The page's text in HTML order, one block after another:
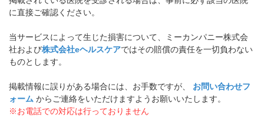
に直接ご確認ください。
当サービスによって生じた損害について、ミーカンパニー株式会
社および株式会社eヘルスケアではその賠償の責任を一切負わない
ものとします。
掲載情報に誤りがある場合には、お手数ですが、
お問い合わせフ
ォーム からご連絡をいただけますようお願いいたします。
※お電話での対応は行っておりません